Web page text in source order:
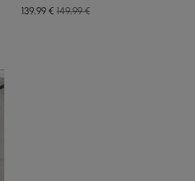
em preto
139,99€ 149,99 €